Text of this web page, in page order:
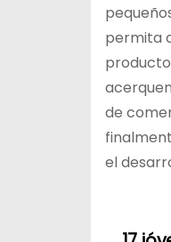
permita
de
el